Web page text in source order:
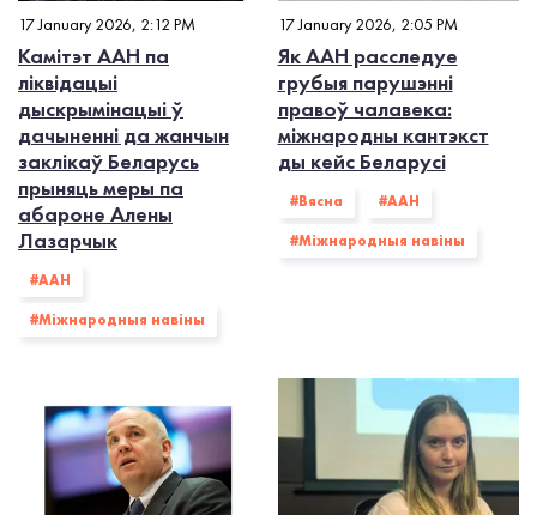
17 January 2026, 2:12 PM
Камітэт ААН па
ліквідацыі
дыскрымінацыі ў
дачыненні да жанчын
заклікаў Беларусь
прыняць меры па
абароне Алены
Лазарчык
#ААН
#Міжнародныя навіны
17 January 2026, 2:05 PM
Як ААН расследуе
грубыя парушэнні
правоў чалавека:
міжнародны кантэкст
ды кейс Беларусі
#Вясна #ААН
#Міжнародныя навіны